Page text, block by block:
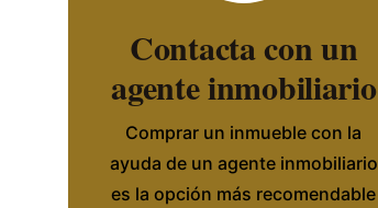
Contacta con un
agente inmobiliario
Comprar un inmueble con la
ayuda de un agente inmobiliario
es la opción más recomendable